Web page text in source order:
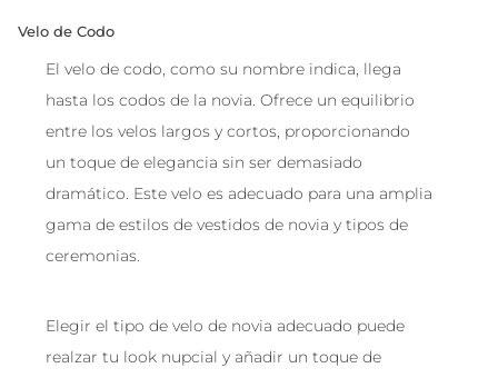
Velo de Codo
El velo de codo, como su nombre indica, llega
hasta los codos de la novia. Ofrece un equilibrio
entre los velos largos y cortos, proporcionando
un toque de elegancia sin ser demasiado
dramático. Este velo es adecuado para una amplia
gama de estilos de vestidos de novia y tipos de
ceremonias.
Elegir el tipo de velo de novia adecuado puede
realzar tu look nupcial y añadir un toque de